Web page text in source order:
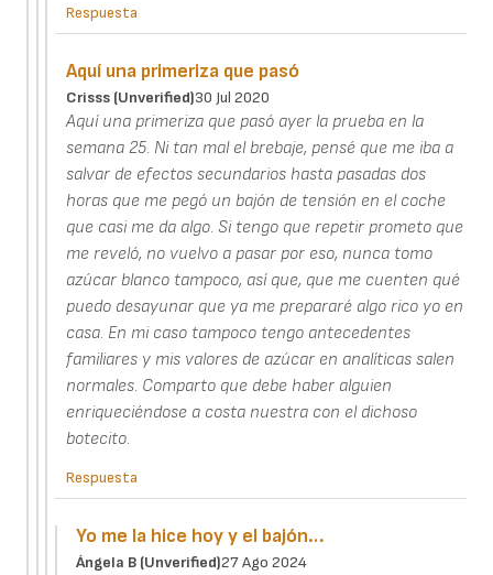
Respuesta
Aquí una primeriza que pasó
Crisss (unverified)30 Jul 2020
Aquí una primeriza que pasó ayer la prueba en la
semana 25. Ni tan mal el brebaje, pensé que me iba a
salvar de efectos secundarios hasta pasadas dos
horas que me pegó un bajón de tensión en el coche
que casi me da algo. Si tengo que repetir prometo que
me reveló, no vuelvo a pasar por eso, nunca tomo
azúcar blanco tampoco, así que, que me cuenten qué
puedo desayunar que ya me prepararé algo rico yo en
casa. En mi caso tampoco tengo antecedentes
familiares y mis valores de azúcar en analíticas salen
normales. Comparto que debe haber alguien
enriqueciéndose a costa nuestra con el dichoso
botecito.
Respuesta
Yo me la hice hoy y el bajón…
Ángela B (unverified)27 Ago 2024